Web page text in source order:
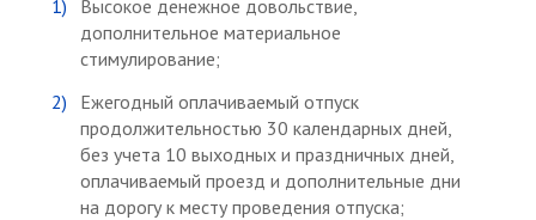
Высокое денежное довольствие,
дополнительное материальное
стимулирование;
Ежегодный оплачиваемый отпуск
продолжительностью 30 календарных дней,
без учета 10 выходных и праздничных дней,
оплачиваемый проезд и дополнительные дни
на дорогу к месту проведения отпуска;